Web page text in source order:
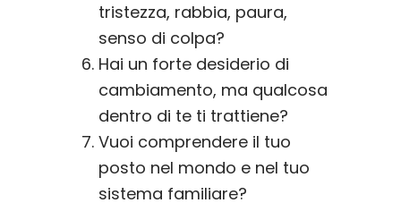
tristezza, rabbia, paura,
senso di colpa?
Hai un forte desiderio di
cambiamento, ma qualcosa
dentro di te ti trattiene?
Vuoi comprendere il tuo
posto nel mondo e nel tuo
sistema familiare?